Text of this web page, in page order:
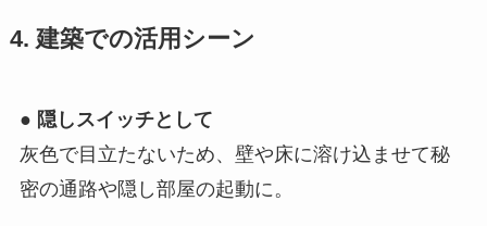
4. 建築での活用シーン
● 隠しスイッチとして
灰色で目立たないため、壁や床に溶け込ませて秘
密の通路や隠し部屋の起動に。